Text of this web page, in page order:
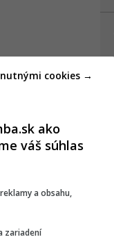
ako
váš súhlas
a obsahu,
zariadení
cookies →